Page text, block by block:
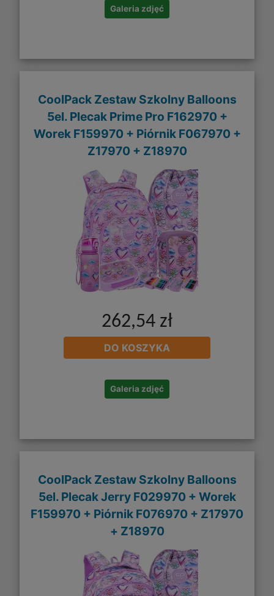
Galeria zdjęć
CoolPack Zestaw Szkolny Balloons
5el. Plecak Prime Pro F162970 +
Worek F159970 + Piórnik F067970 +
Z17970 + Z18970
262,54 zł
DO KOSZYKA
Galeria zdjęć
CoolPack Zestaw Szkolny Balloons
5el. Plecak Jerry F029970 + Worek
F159970 + Piórnik F076970 + Z17970
+ Z18970